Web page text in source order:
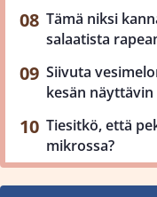
Tämä niksi
salaatista
Siivuta
kesän näyttävin
Tiesitkö, että
mikrossa?